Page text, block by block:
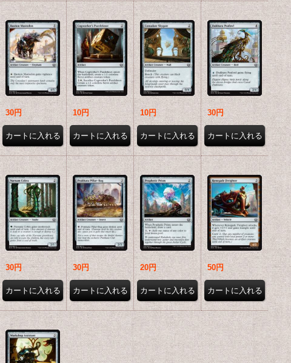
販売価格 会員販売価格
30円 10円 10円 30円
30円 30円 20円 50円